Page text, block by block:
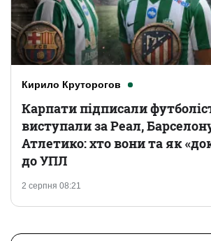
Кирило Круторогов
2 серпня 08:21
Карпати підписали
виступали за Реал,
Атлетико: хто вони та як
до УПЛ